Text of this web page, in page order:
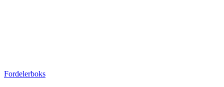
Fordelerboks